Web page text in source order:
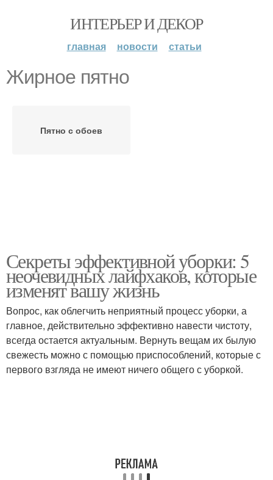
ИНТЕРЬЕР И ДЕКОР
главная новости статьи
Жирное пятно
Пятно с обоев
Секреты эффективной уборки: 5
неочевидных лайфхаков, которые
изменят вашу жизнь
Вопрос, как облегчить неприятный процесс уборки, а
главное, действительно эффективно навести чистоту,
всегда остается актуальным. Вернуть вещам их былую
свежесть можно с помощью приспособлений, которые с
первого взгляда не имеют ничего общего с уборкой.